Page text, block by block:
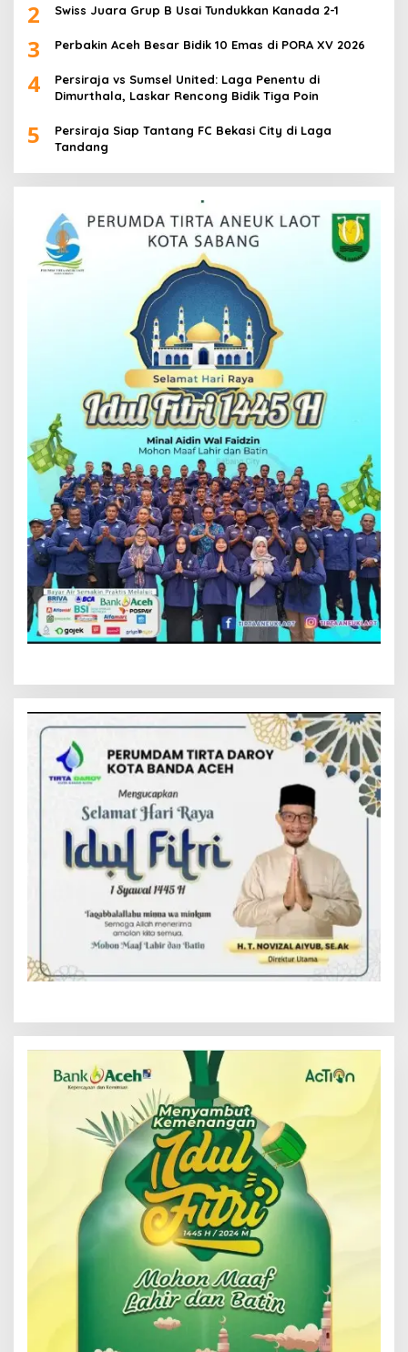
2 Swiss Juara Grup B Usai Tundukkan Kanada 2-1
3 Perbakin Aceh Besar Bidik 10 Emas di PORA XV 2026
4
Persiraja vs Sumsel United: Laga Penentu di
Dimurthala, Laskar Rencong Bidik Tiga Poin
5
Persiraja Siap Tantang FC Bekasi City di Laga
Tandang